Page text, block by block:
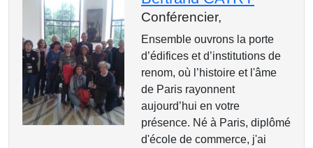
Conférencier,
Ensemble ouvrons la porte
d’édifices et d’institutions de
renom, où l’histoire et l'âme
de Paris rayonnent
aujourd’hui en votre
présence. Né à Paris, diplômé
d'école de commerce, j'ai